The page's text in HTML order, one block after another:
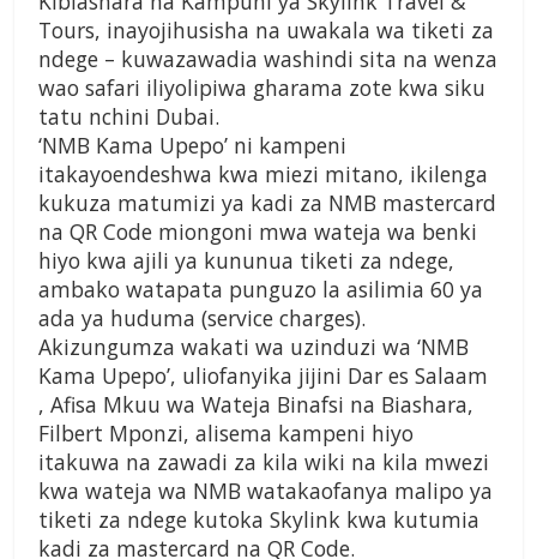
Tours, inayojihusisha na uwakala wa tiketi za
ndege – kuwazawadia washindi sita na wenza
wao safari iliyolipiwa gharama zote kwa siku
tatu nchini Dubai.
‘NMB Kama Upepo’ ni kampeni
itakayoendeshwa kwa miezi mitano, ikilenga
kukuza matumizi ya kadi za NMB mastercard
na QR Code miongoni mwa wateja wa benki
hiyo kwa ajili ya kununua tiketi za ndege,
ambako watapata punguzo la asilimia 60 ya
ada ya huduma (service charges).
Akizungumza wakati wa uzinduzi wa ‘NMB
Kama Upepo’, uliofanyika jijini Dar es Salaam
, Afisa Mkuu wa Wateja Binafsi na Biashara,
Filbert Mponzi, alisema kampeni hiyo
itakuwa na zawadi za kila wiki na kila mwezi
kwa wateja wa NMB watakaofanya malipo ya
tiketi za ndege kutoka Skylink kwa kutumia
kadi za mastercard na QR Code.